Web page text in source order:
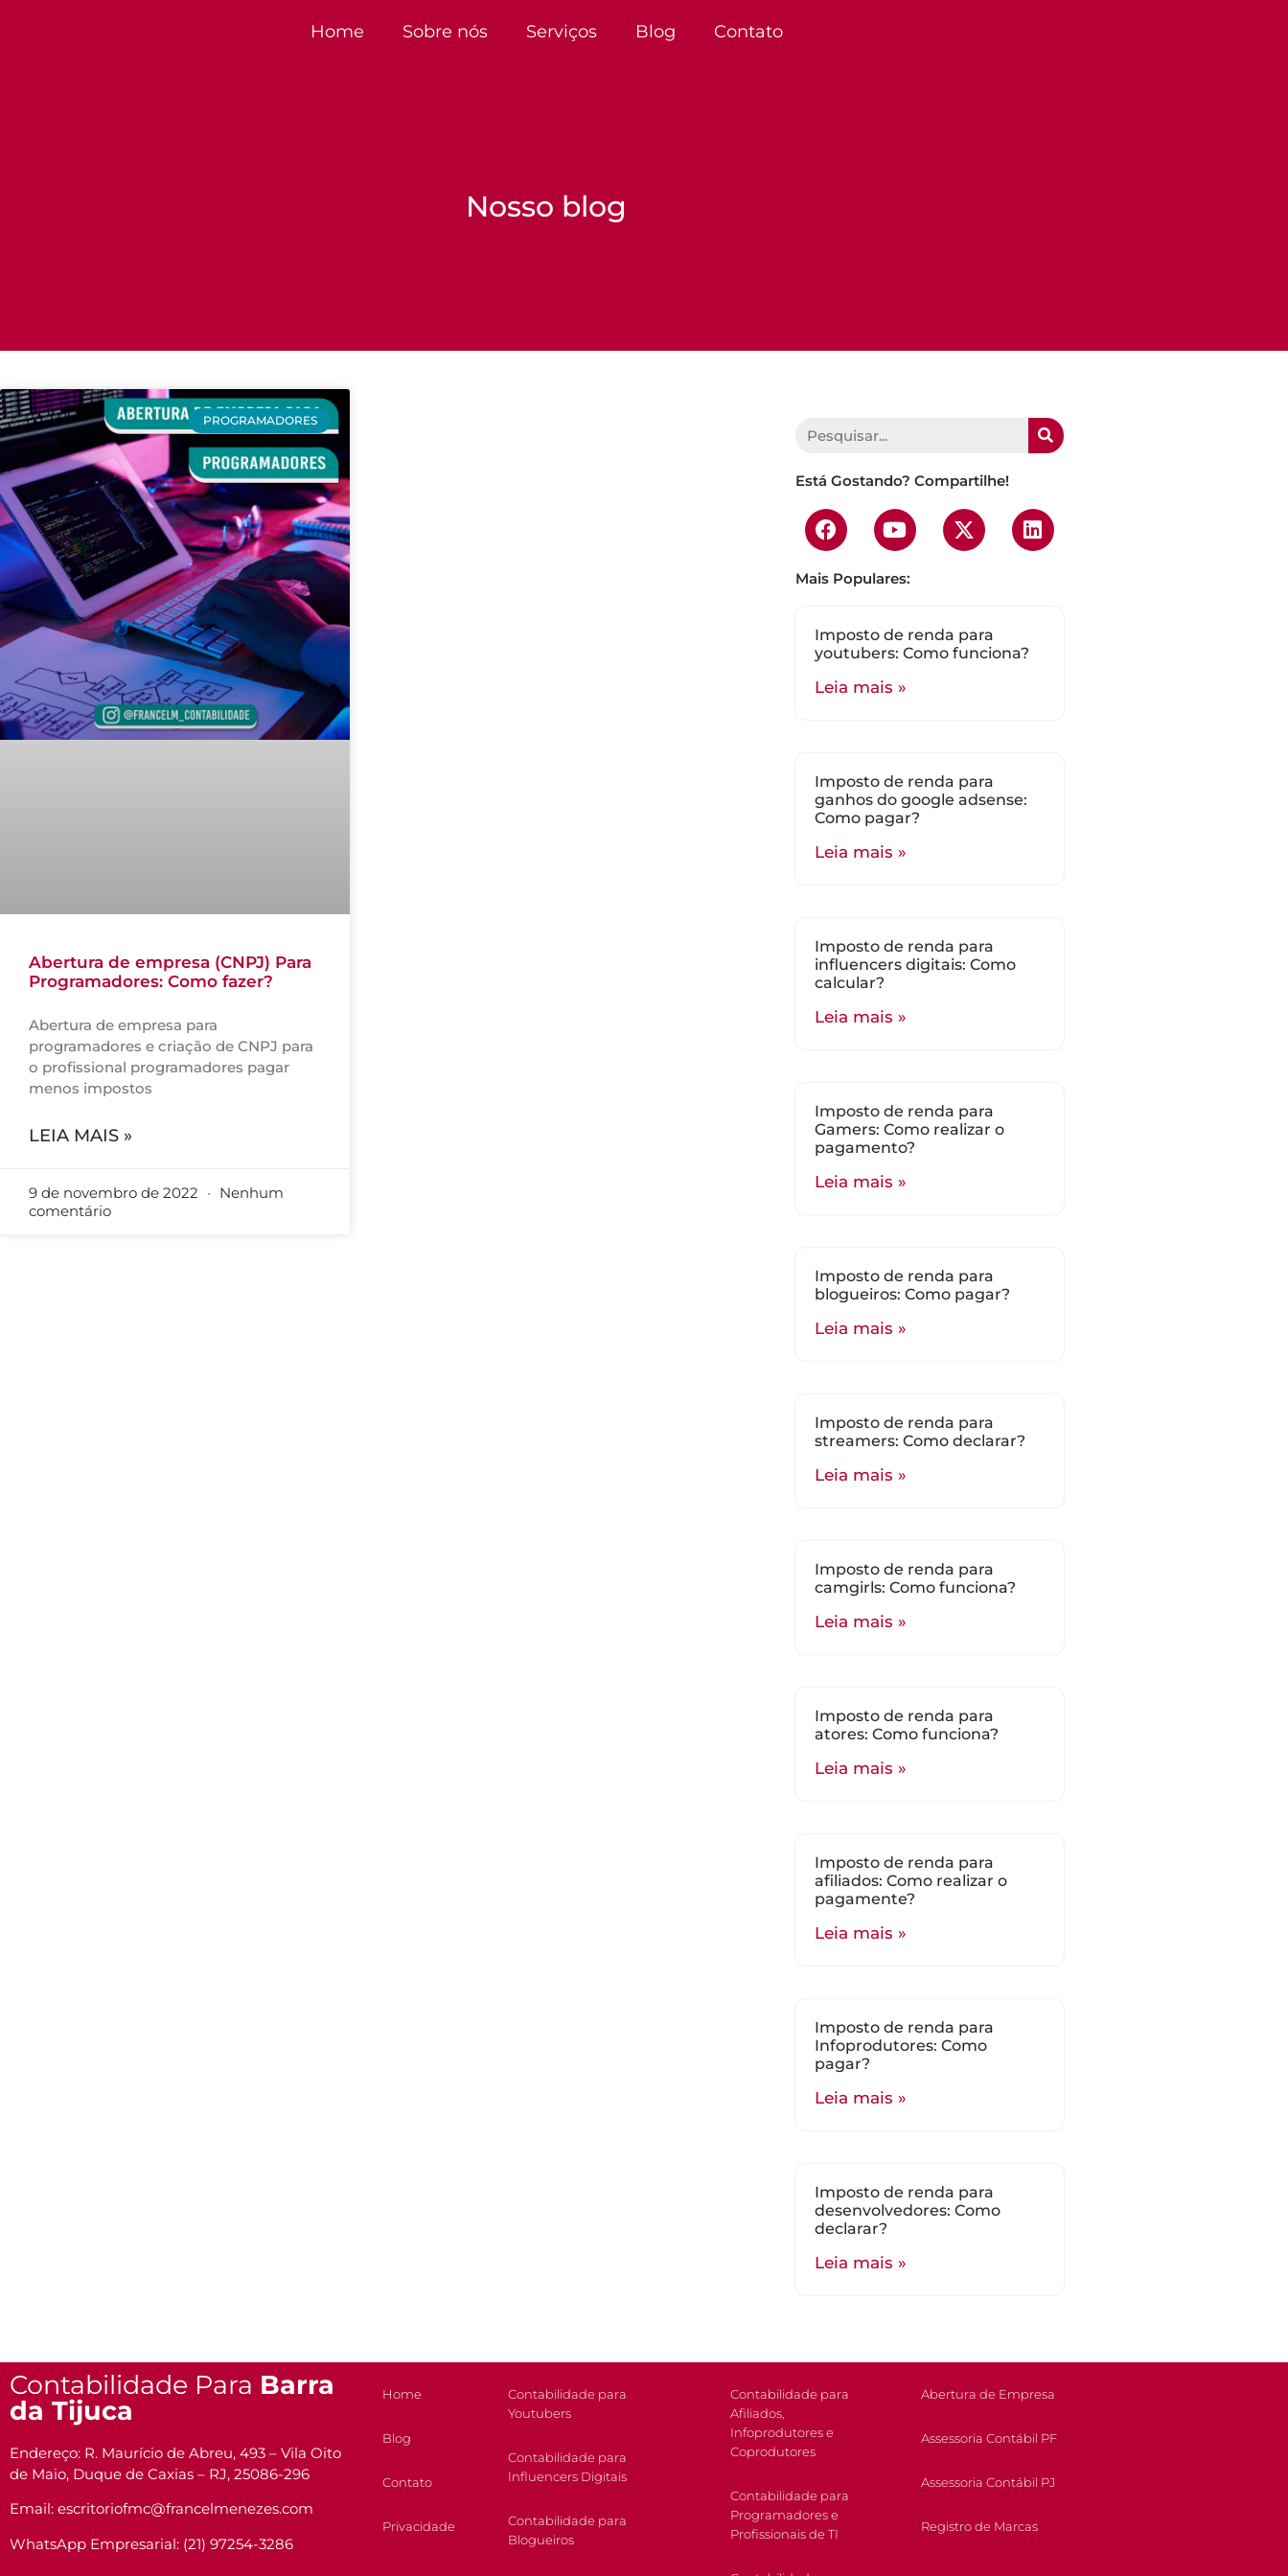
Home Sobre nós Serviços Blog Contato
Nosso blog
PROGRAMADORES
Abertura de empresa (CNPJ) Para
Programadores: Como fazer?
Abertura de empresa para
programadores e criação de CNPJ para
o profissional programadores pagar
menos impostos
LEIA MAIS »
9 de novembro de 2022
Nenhum
comentário
Está Gostando? Compartilhe!
Mais Populares:
Imposto de renda para
youtubers: Como funciona?
Leia mais »
Imposto de renda para
ganhos do google adsense:
Como pagar?
Leia mais »
Imposto de renda para
influencers digitais: Como
calcular?
Leia mais »
Imposto de renda para
Gamers: Como realizar o
pagamento?
Leia mais »
Imposto de renda para
blogueiros: Como pagar?
Leia mais »
Imposto de renda para
streamers: Como declarar?
Leia mais »
Imposto de renda para
camgirls: Como funciona?
Leia mais »
Imposto de renda para
atores: Como funciona?
Leia mais »
Imposto de renda para
afiliados: Como realizar o
pagamente?
Leia mais »
Imposto de renda para
Infoprodutores: Como
pagar?
Leia mais »
Imposto de renda para
desenvolvedores: Como
declarar?
Leia mais »
Contabilidade Para Barra
da Tijuca
Endereço: R. Maurício de Abreu, 493 – Vila Oito
de Maio, Duque de Caxias – RJ, 25086-296
Email: escritoriofmc@francelmenezes.com
WhatsApp Empresarial: (21) 97254-3286
Home
Blog
Contato
Privacidade
Contabilidade para
Youtubers
Contabilidade para
Influencers Digitais
Contabilidade para
Blogueiros
Contabilidade para
Afiliados,
Infoprodutores e
Coprodutores
Contabilidade para
Programadores e
Profissionais de TI
Abertura de Empresa
Assessoria Contábil PF
Assessoria Contábil PJ
Registro de Marcas